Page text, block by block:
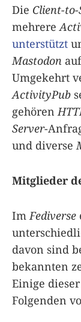
Die Client-
mehrere
unterstützt
Mastodon
Umgekehrt
ActivityPub
gehören
Server-
und diverse
Mitglieder
Im Fediverse
davon sind
bekannten
Einige
Folgenden